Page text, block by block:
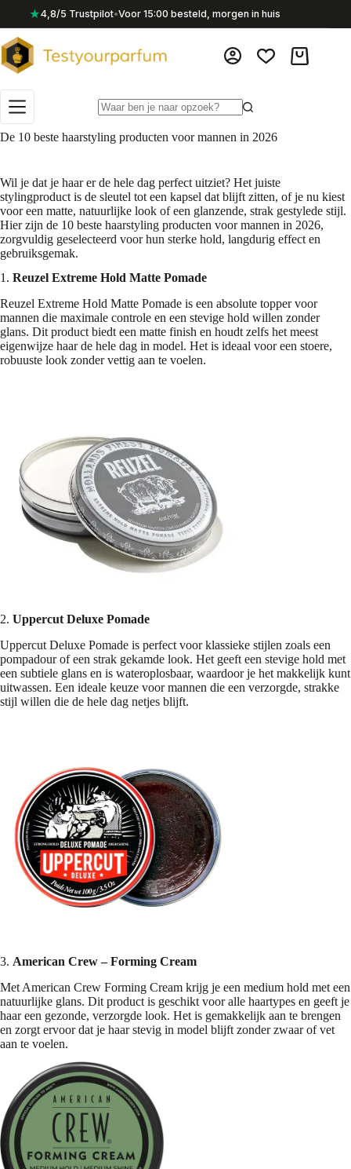
inhoud
★4,8/5 Trustpilot•Voor 15:00 besteld, morgen in huis
resultaten
De 10 beste haarstyling producten voor mannen in 2026
Wil je dat je haar er de hele dag perfect uitziet? Het juiste
stylingproduct is de sleutel tot een kapsel dat blijft zitten, of je nu kiest
voor een matte, natuurlijke look of een glanzende, strak gestylede stijl.
Hier zijn de 10 beste haarstyling producten voor mannen in 2026,
zorgvuldig geselecteerd voor hun sterke hold, langdurig effect en
gebruiksgemak.
1. Reuzel Extreme Hold Matte Pomade
Reuzel Extreme Hold Matte Pomade is een absolute topper voor
mannen die maximale controle en een stevige hold willen zonder
glans. Dit product biedt een matte finish en houdt zelfs het meest
eigenwijze haar de hele dag in model. Het is ideaal voor een stoere,
robuuste look zonder vettig aan te voelen.
2. Uppercut Deluxe Pomade
Uppercut Deluxe Pomade is perfect voor klassieke stijlen zoals een
pompadour of een strak gekamde look. Het geeft een stevige hold met
een subtiele glans en is wateroplosbaar, waardoor je het makkelijk kunt
uitwassen. Een ideale keuze voor mannen die een verzorgde, strakke
stijl willen die de hele dag netjes blijft.
3. American Crew – Forming Cream
Met American Crew Forming Cream krijg je een medium hold met een
natuurlijke glans. Dit product is geschikt voor alle haartypes en geeft je
haar een gezonde, verzorgde look. Het is gemakkelijk aan te brengen
en zorgt ervoor dat je haar stevig in model blijft zonder zwaar of vet
aan te voelen.